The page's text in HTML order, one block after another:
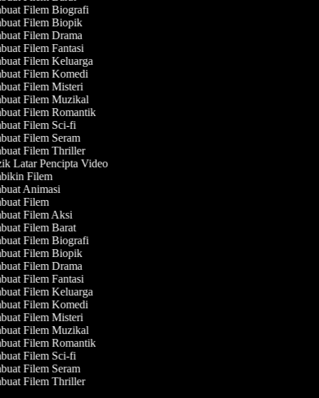
Filem Biografi
Filem Biopik
Filem Drama
Filem Fantasi
Filem Keluarga
Filem Komedi
Filem Misteri
Filem Muzikal
Filem Romantik
Filem Sci-fi
Filem Seram
Filem Thriller
Latar Pencipta Video
Filem
Animasi
Filem
Filem Aksi
Filem Barat
Filem Biografi
Filem Biopik
Filem Drama
Filem Fantasi
Filem Keluarga
Filem Komedi
Filem Misteri
Filem Muzikal
Filem Romantik
Filem Sci-fi
Filem Seram
Filem Thriller